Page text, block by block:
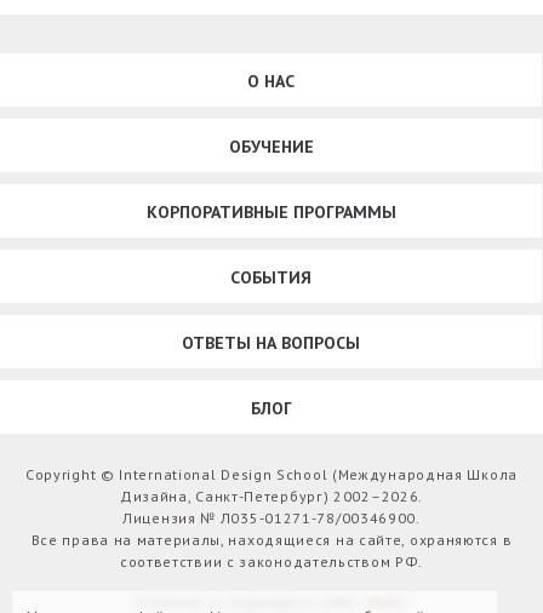
О НАС
ОБУЧЕНИЕ
КОРПОРАТИВНЫЕ ПРОГРАММЫ
СОБЫТИЯ
ОТВЕТЫ НА ВОПРОСЫ
БЛОГ
Copyright © International Design School (Международная Школа
Дизайна, Санкт-Петербург) 2002–2026.
Лицензия № Л035-01271-78/00346900.
Все права на материалы, находящиеся на сайте, охраняются в
соответствии с законодательством РФ.